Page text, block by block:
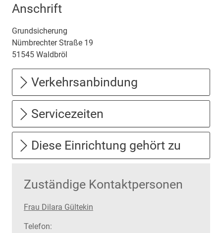
Anschrift
Grundsicherung
Nümbrechter Straße 19
51545 Waldbröl
Verkehrsanbindung
Servicezeiten
Diese Einrichtung gehört zu
Zuständige Kontaktpersonen
Frau Dilara Gültekin
Telefon: